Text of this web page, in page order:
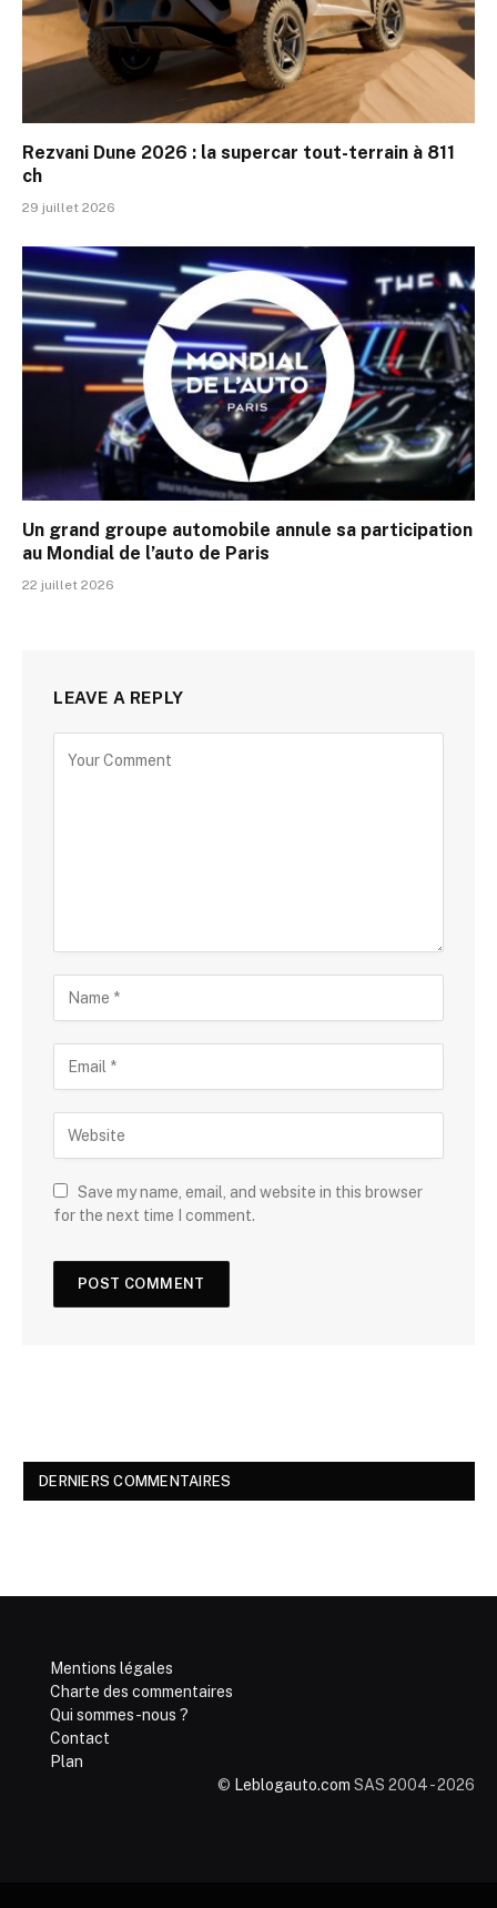
Rezvani Dune 2026 : la supercar tout-terrain à 811
ch
29 juillet 2026
Un grand groupe automobile annule sa participation
au Mondial de l’auto de Paris
22 juillet 2026
LEAVE A REPLY
Save my name, email, and website in this browser
for the next time I comment.
DERNIERS COMMENTAIRES
Mentions légales
Charte des commentaires
Qui sommes-nous ?
Contact
Plan
© Leblogauto.com SAS 2004 - 2026